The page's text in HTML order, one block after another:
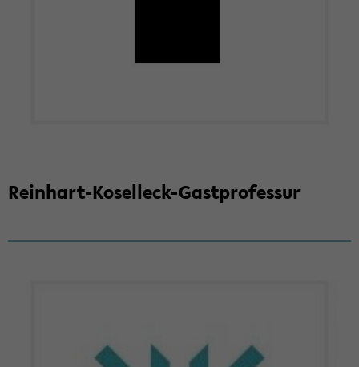
Reinhart-​Koselleck-Gastprofessur